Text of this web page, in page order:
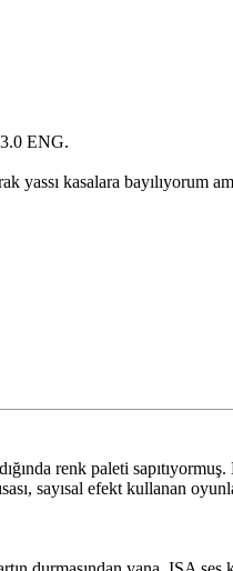
ENG.
kasalara bayılıyorum
renk paleti sapıtıyormuş.
sayısal efekt kullanan